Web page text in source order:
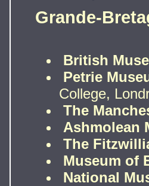
Grande-
British
Petrie
College,
The
Ashmolean
The
Museum of
National